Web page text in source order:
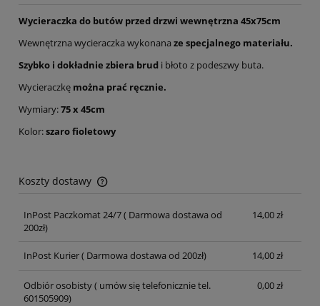
Wycieraczka do butów przed drzwi wewnętrzna 45x75cm
Wewnętrzna wycieraczka wykonana ze specjalnego materiału.
Szybko i dokładnie zbiera brud i błoto z podeszwy buta.
Wycieraczkę można prać ręcznie.
Wymiary:75 x 45cm
Kolor:szaro fioletowy
Koszty dostawy
Cena nie zawiera ewentualnych kosztów płatności
InPost Paczkomat 24/7( Darmowa dostawa od
200zł)
14,00 zł
InPost Kurier( Darmowa dostawa od 200zł) 14,00 zł
Odbiór osobisty( umów się telefonicznie tel.
601505909)
0,00 zł